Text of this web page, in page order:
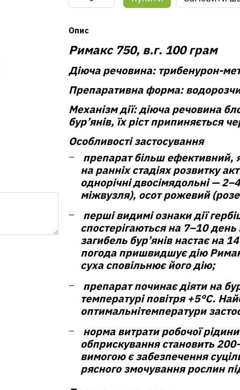
Опис
Римакс 750, в.г. 100 грам
Діюча речовина: трибенурон-
Препаративна форма:
Механізм дії:діюча речовина
бур’янів, їх ріст припиняється
Особливості застосування
препарат більш ефективний,
на ранніх стадіях розвитку
однорічні двосімядольні —
міжвузля), осот рожевий
перші видимі ознаки дії
спостерігаються на 7–10
загибель бур’янів настає на
погода пришвидшує дію
суха сповільнює його дію;
препарат починає діяти на
температурі повітря +5°С.
оптимальнітемператури
норма витрати робочої
обприскування становить
вимогою є забезпечення
рясного змочування рослин